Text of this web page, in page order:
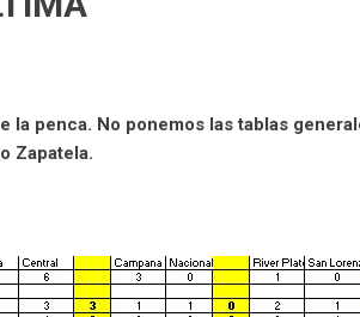
la penca. No ponemos las tablas
Zapatela.